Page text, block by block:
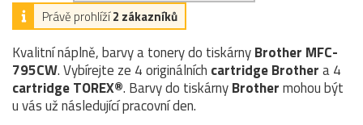
Právě prohlíží2 zákazníků
Kvalitní náplně, barvy a tonery do tiskárnyBrother MFC-
795CW. Vybírejte ze 4 originálních cartridgeBrothera 4
cartridge TOREX®. Barvy do tiskárnyBrothermohou být
u vás už následující pracovní den.